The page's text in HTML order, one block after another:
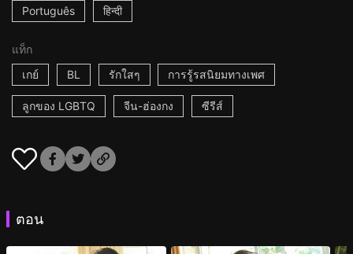
Português हिन्दी
แท็ก
เกย์
BL รักใสๆ การรู้รสนิยมทางเพศ
ลูกของ LGBTQ จีน-ฮ่องกง ซีรีส์
ตอน